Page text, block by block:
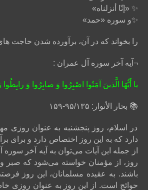
✨ «إنّا أنزلناه»
✨و سوره «حمد»
را بخواند كه در آن، برآورده شدن حاجت
¬آیه آخر سوره آل عمران :
يا أَيُّهَا الَّذينَ آمَنُوا اصْبِرُوا وَ صابِرُوا وَ
📚 بحار الأنوار: ۹۵/۱۳۵-۱۵۹
در اسلام، روز پنجشنبه به عنوان
دارد که به این روز اختصاص دارد و برای
از جمله این آیات می‌توان به آیه آخر
روز، از مؤمنان خواسته می‌شود که صبر و
باشند. به عقیده مسلمانان، این روز
حوائج است. از این روز به عنوان روزی